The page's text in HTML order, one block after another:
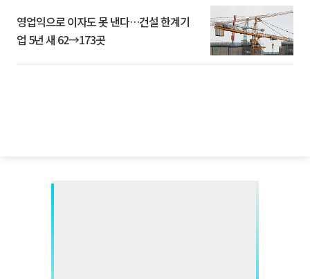
영업익으로 이자도 못 낸다…건설 한계기
업 5년 새 62→173곳